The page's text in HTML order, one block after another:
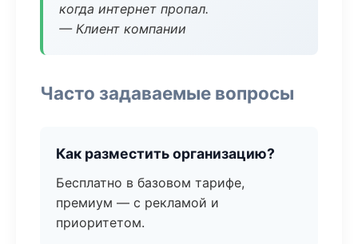
когда интернет пропал.
— Клиент компании
Часто задаваемые вопросы
Как разместить организацию?
Бесплатно в базовом тарифе,
премиум — с рекламой и
приоритетом.